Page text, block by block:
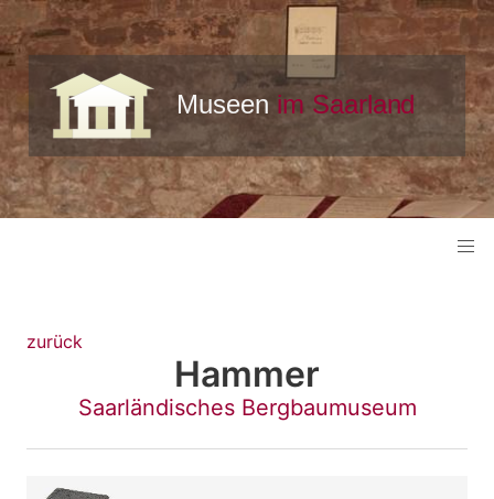
zurück
Hammer
Saarländisches Bergbaumuseum